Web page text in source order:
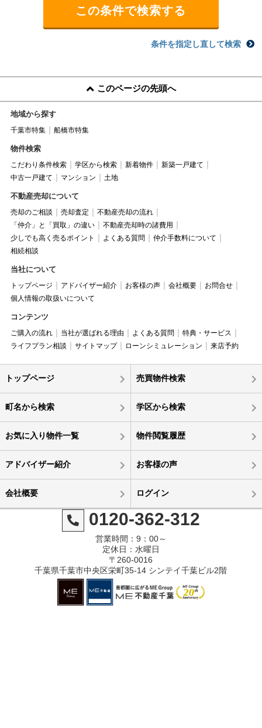
条件を指定し直して検索
このページの先頭へ
地域から探す
千葉市特集 船橋市特集
物件検索
こだわり条件検索 学区から検索 新着物件
新築一戸建て
中古一戸建て
マンション 土地
不動産売却について
売却のご相談 売却査定
不動産売却の流れ
「仲介」と「買取」の違い
不動産売却時の諸費用
少しでも高く売るポイント
よくある質問
仲介手数料について
相続相談
当社について
トップページ アドバイザー紹介 お客様の声 会社概要
お問合せ
個人情報の取扱いについて
コンテンツ
ご購入の流れ 当社が選ばれる理由 よくある質問
特典・サービス
ライフプラン相談
サイトマップ ローンシミュレーション 来店予約
トップページ 売買物件検索
町名から検索 学区から検索
お気に入り物件一覧 物件閲覧履歴
アドバイザー紹介 お客様の声
会社概要 ログイン
0120-362-312
営業時間：9：00～
定休日：水曜日
〒260-0016
千葉県千葉市中央区栄町35-14 シンテイ千葉ビル2階